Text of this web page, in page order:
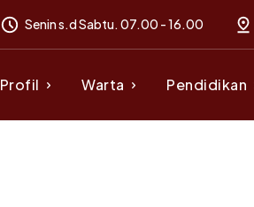
Senin s.d Sabtu. 07.00 - 16.00
Profil Warta Pendidikan